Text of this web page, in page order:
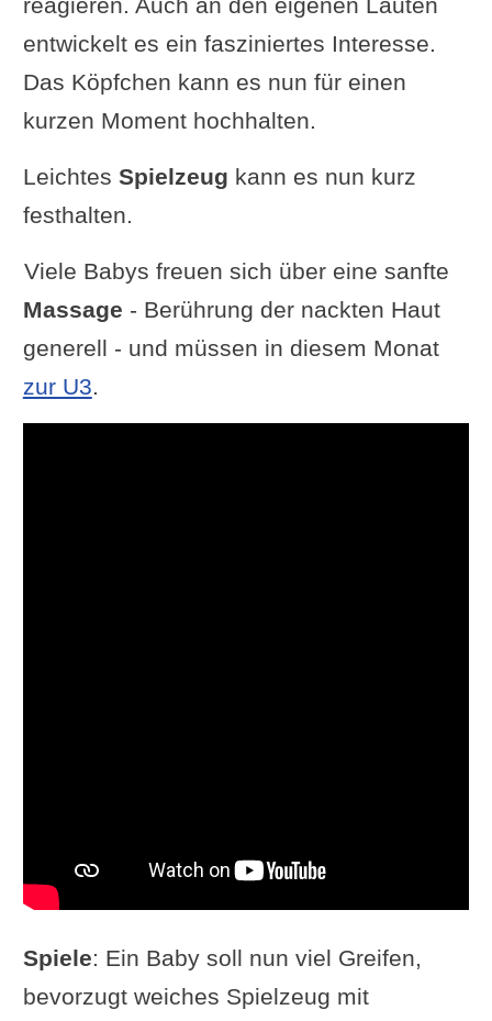
entwickelt es ein fasziniertes Interesse.
Das Köpfchen kann es nun für einen
kurzen Moment hochhalten.
Leichtes Spielzeug kann es nun kurz
festhalten.
Viele Babys freuen sich über eine sanfte
Massage - Berührung der nackten Haut
generell - und müssen in diesem Monat
zur U3.
Spiele: Ein Baby soll nun viel Greifen,
bevorzugt weiches Spielzeug mit